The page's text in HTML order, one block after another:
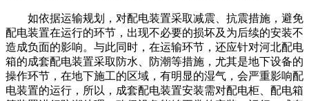
如依据运输规划，对配电装置采取减震、抗震措施，避免
配电装置在运行的环节，出现不必要的损坏及为后续的安装不
造成负面的影响。 与此同时，在运输环节，还应针对河北配电
箱的成套配电装置采取防水、防潮等措施，尤其是地下设备的
操作环节，在地下施工的区域，有明显的湿气，会严重影响配
电装置的运行，所以，成套配电装置安装需对配电柜、配电箱